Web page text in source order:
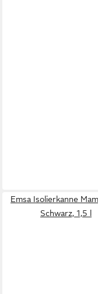
Emsa Isolierkanne
Schwarz, 1,5 l